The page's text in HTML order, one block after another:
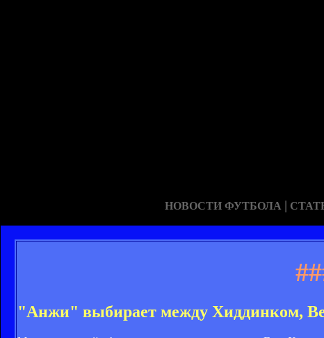
НОВОСТИ ФУТБОЛА |
"Анжи" выбирает между Хиддинком,